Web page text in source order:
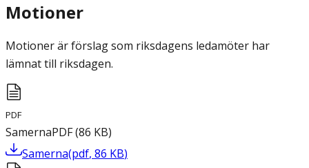
Motioner
Motioner är förslag som riksdagens ledamöter har
lämnat till riksdagen.
PDF
SamernaPDF(86 KB)
Samerna(pdf, 86 KB)